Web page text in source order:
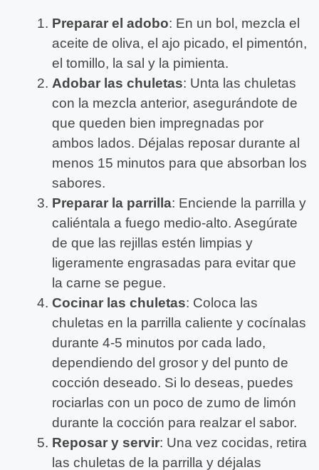
Preparar el adobo: En un bol, mezcla el
aceite de oliva, el ajo picado, el pimentón,
el tomillo, la sal y la pimienta.
Adobar las chuletas: Unta las chuletas
con la mezcla anterior, asegurándote de
que queden bien impregnadas por
ambos lados. Déjalas reposar durante al
menos 15 minutos para que absorban los
sabores.
Preparar la parrilla: Enciende la parrilla y
caliéntala a fuego medio-alto. Asegúrate
de que las rejillas estén limpias y
ligeramente engrasadas para evitar que
la carne se pegue.
Cocinar las chuletas: Coloca las
chuletas en la parrilla caliente y cocínalas
durante 4-5 minutos por cada lado,
dependiendo del grosor y del punto de
cocción deseado. Si lo deseas, puedes
rociarlas con un poco de zumo de limón
durante la cocción para realzar el sabor.
Reposar y servir: Una vez cocidas, retira
las chuletas de la parrilla y déjalas